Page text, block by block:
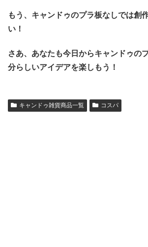
もう、キャンドゥのプラ板なしでは創
い！
さあ、あなたも今日からキャンドゥの
分らしいアイデアを楽しもう！
キャンドゥ雑貨商品一覧 コスパ